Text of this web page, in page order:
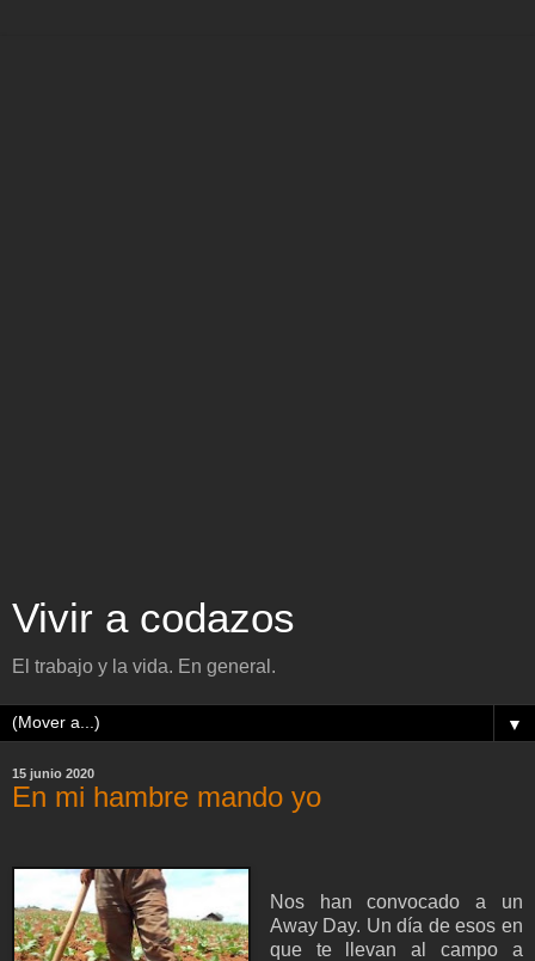
Vivir a codazos
El trabajo y la vida. En general.
▼
15 junio 2020
En mi hambre mando yo
Nos han convocado a un
Away Day. Un día de esos en
que te llevan al campo a